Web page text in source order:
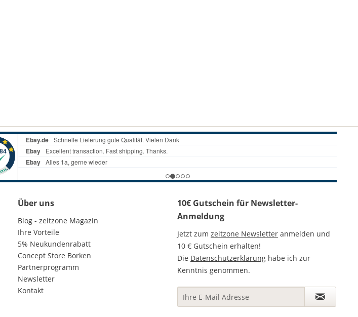
Über uns
Blog - zeitzone Magazin
Ihre Vorteile
5% Neukundenrabatt
Concept Store Borken
Partnerprogramm
Newsletter
Kontakt
10€ Gutschein für Newsletter-
Anmeldung
Jetzt zum zeitzone Newsletter anmelden und
10 € Gutschein erhalten!
Die Datenschutzerklärung habe ich zur
Kenntnis genommen.